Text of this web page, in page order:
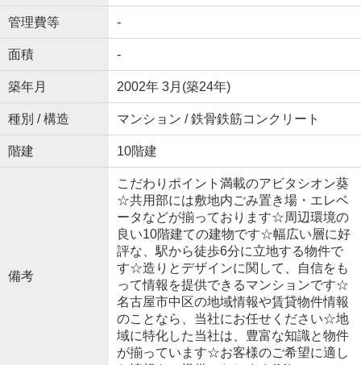
管理費等 -
面積 -
築年月 2002年 3月(築24年)
種別 / 構造 マンション / 鉄骨鉄筋コンクリート
階建 10階建
備考
こだわりポイント満載のアビタシオン葵
☆共用部には敷地内ごみ置き場・エレベ
ータなどが揃っております☆周辺環境の
良い10階建ての建物です☆幅広い層に好
評な、駅から徒歩6分に立地する物件で
す☆造りとデザインに関して、自信をも
って情報を提供できるマンションです☆
名古屋市中区の地域情報や賃貸物件情報
のことなら、当社にお任せください☆地
域に特化した当社は、豊富な知識と物件
が揃っています☆お客様のご希望に適し